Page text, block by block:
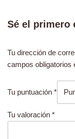
Sé el primero
Tu dirección de
campos obligatorios
Tu puntuación *
Tu valoración *